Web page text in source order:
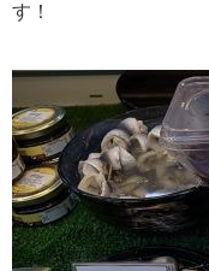
す！